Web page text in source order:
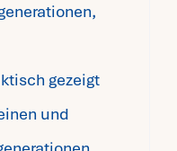
gezeigt
und